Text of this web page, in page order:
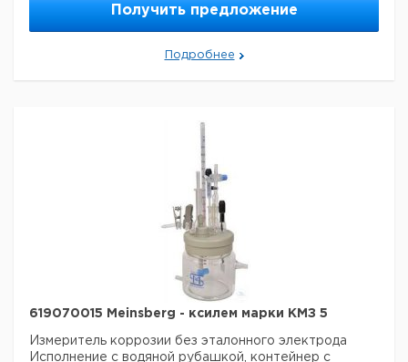
Получить предложение
Подробнее
619070015 Meinsberg - ксилем марки КМЗ 5
Измеритель коррозии без эталонного электрода
Исполнение с водяной рубашкой, контейнер с